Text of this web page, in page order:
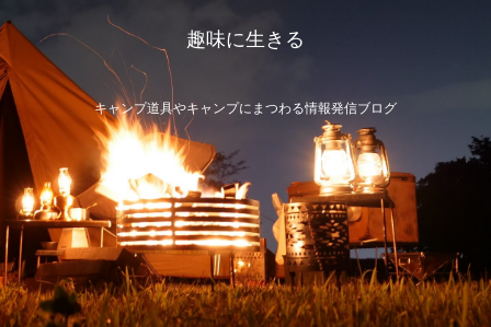
趣味に生きる
キャンプ道具やキャンプにまつわる情報発信ブログ